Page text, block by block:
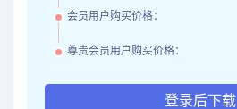
会员用户购买价格：
尊贵会员用户购买价格：
登录后下载